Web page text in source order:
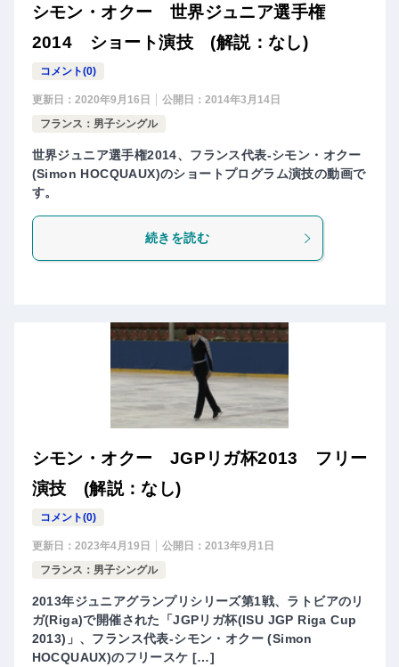
シモン・オクー 世界ジュニア選手権
2014 ショート演技 (解説：なし)
コメント(0)
更新日： 2020年9月16日 公開日： 2014年3月14日
フランス：男子シングル
世界ジュニア選手権2014、フランス代表-シモン・オクー
(Simon HOCQUAUX)のショートプログラム演技の動画で
す。
続きを読む
シモン・オクー JGPリガ杯2013 フリー
演技 (解説：なし)
コメント(0)
更新日： 2023年4月19日 公開日： 2013年9月1日
フランス：男子シングル
2013年ジュニアグランプリシリーズ第1戦、ラトビアのリ
ガ(Riga)で開催された「JGPリガ杯(ISU JGP Riga Cup
2013)」、フランス代表-シモン・オクー (Simon
HOCQUAUX)のフリースケ […]